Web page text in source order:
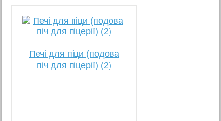
Печі для піци (подова
піч для піцерії) (2)